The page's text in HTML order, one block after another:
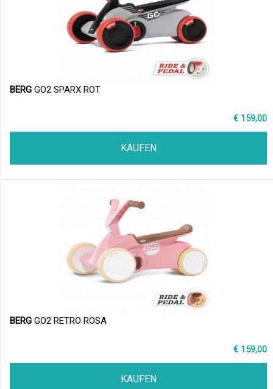
BERG GO2 SPARX ROT
€ 159,00
KAUFEN
BERG GO2 RETRO ROSA
€ 159,00
KAUFEN